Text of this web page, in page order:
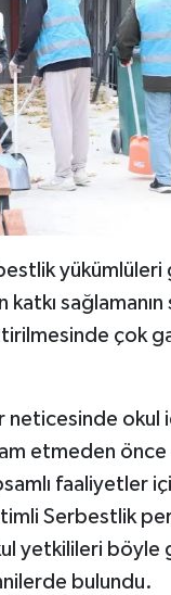
yükümlüleri
çok
neticesinde okul
etmeden
faaliyetler
Serbestlik
yetkilileri böyle
bulundu.